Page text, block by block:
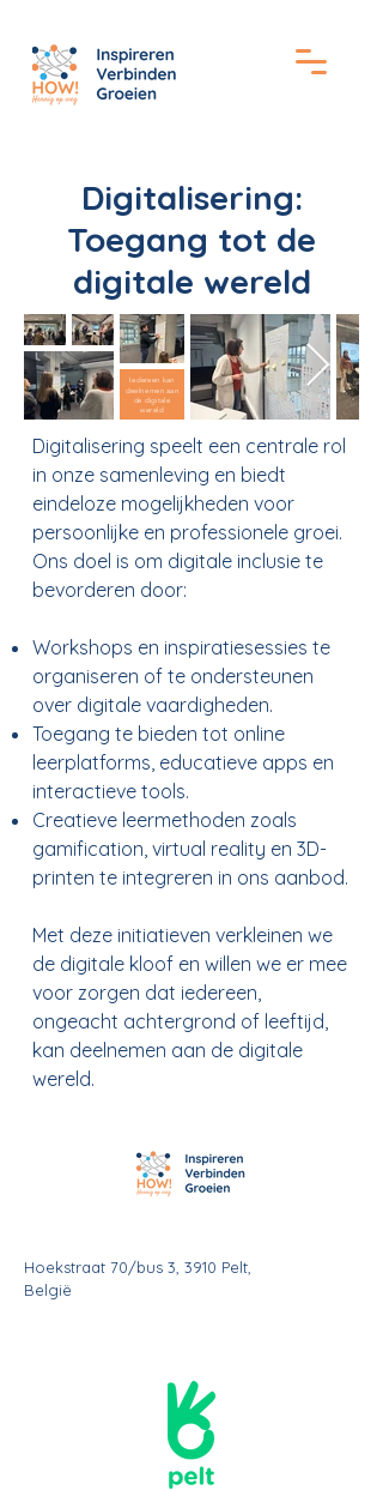
Digitalisering:
Toegang tot de
digitale wereld
Iedereen kan
deelnemen aan
de digitale
wereld
Digitalisering speelt een centrale rol
in onze samenleving en biedt
eindeloze mogelijkheden voor
persoonlijke en professionele groei.
Ons doel is om digitale inclusie te
bevorderen door:
Workshops en inspiratiesessies te
organiseren of te ondersteunen
over digitale vaardigheden.
Toegang te bieden tot online
leerplatforms, educatieve apps en
interactieve tools.
Creatieve leermethoden zoals
gamification, virtual reality en 3D-
printen te integreren in ons aanbod.​
Met deze initiatieven verkleinen we
de digitale kloof en willen we er mee
voor zorgen dat iedereen,
ongeacht achtergrond of leeftijd,
kan deelnemen aan de digitale
wereld.
Hoekstraat 70/bus 3, 3910 Pelt,
België
wendy.hidalgo@welzijnsregio.be